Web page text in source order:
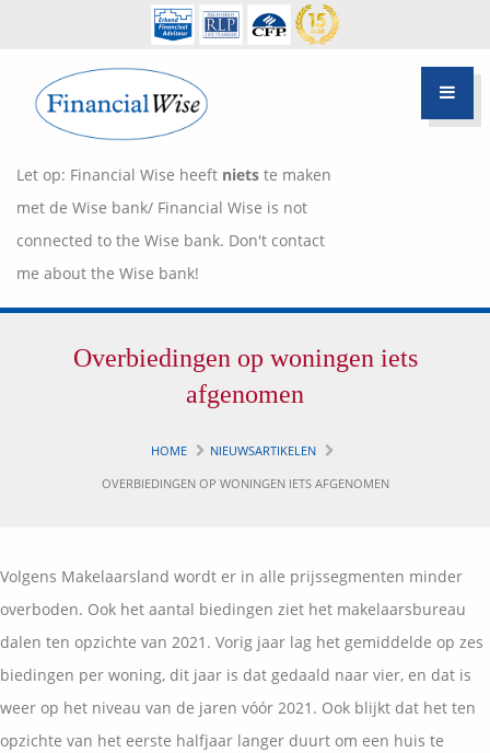
Let op: Financial Wise heeft niets te maken
met de Wise bank/ Financial Wise is not
connected to the Wise bank. Don't contact
me about the Wise bank!
Over Pietie Jeelof
Garanties
Samenwerkende partners
Disclaimer
Media
Expats services
Onderhoudsabonnementen
Klanten over
Blog
Hypotheek Advies
Life style planning
Overbiedingen op woningen iets
afgenomen
HOME
NIEUWSARTIKELEN
OVERBIEDINGEN OP WONINGEN IETS AFGENOMEN
Volgens Makelaarsland wordt er in alle prijssegmenten minder
overboden. Ook het aantal biedingen ziet het makelaarsbureau
dalen ten opzichte van 2021. Vorig jaar lag het gemiddelde op zes
biedingen per woning, dit jaar is dat gedaald naar vier, en dat is
weer op het niveau van de jaren vóór 2021. Ook blijkt dat het ten
opzichte van het eerste halfjaar langer duurt om een huis te